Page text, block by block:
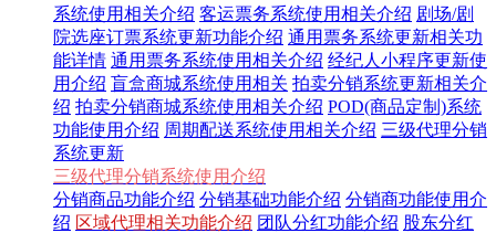
系统使用相关介绍 客运票务系统使用相关介绍 剧场/剧
院选座订票系统更新功能介绍 通用票务系统更新相关功
能详情 通用票务系统使用相关介绍 经纪人小程序更新使
用介绍 盲盒商城系统使用相关 拍卖分销系统更新相关介
绍 拍卖分销商城系统使用相关介绍 POD(商品定制)系统
功能使用介绍 周期配送系统使用相关介绍 三级代理分销
系统更新
三级代理分销系统使用介绍
分销商品功能介绍 分销基础功能介绍 分销商功能使用介
绍 区域代理相关功能介绍 团队分红功能介绍 股东分红